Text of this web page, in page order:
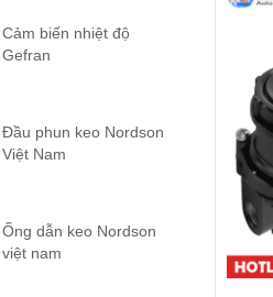
Cảm biến nhiệt độ
Gefran
Đầu phun keo Nordson
Việt Nam
Ống dẫn keo Nordson
việt nam